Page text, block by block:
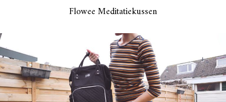
Flowee Meditatiekussen